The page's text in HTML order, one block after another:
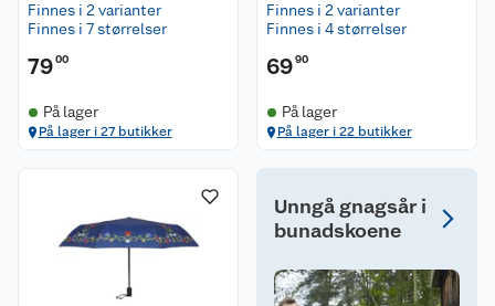
Finnes i 2 varianter
Finnes i 7 størrelser
7900
På lager
På lager i 27 butikker
Finnes i 2 varianter
Finnes i 4 størrelser
6990
På lager
På lager i 22 butikker
Unngå gnagsår i
bunadskoene